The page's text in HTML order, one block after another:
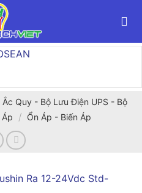
Ắc Quy - Bộ Lưu Điện UPS - Bộ
/ Ổn Áp - Biến Áp